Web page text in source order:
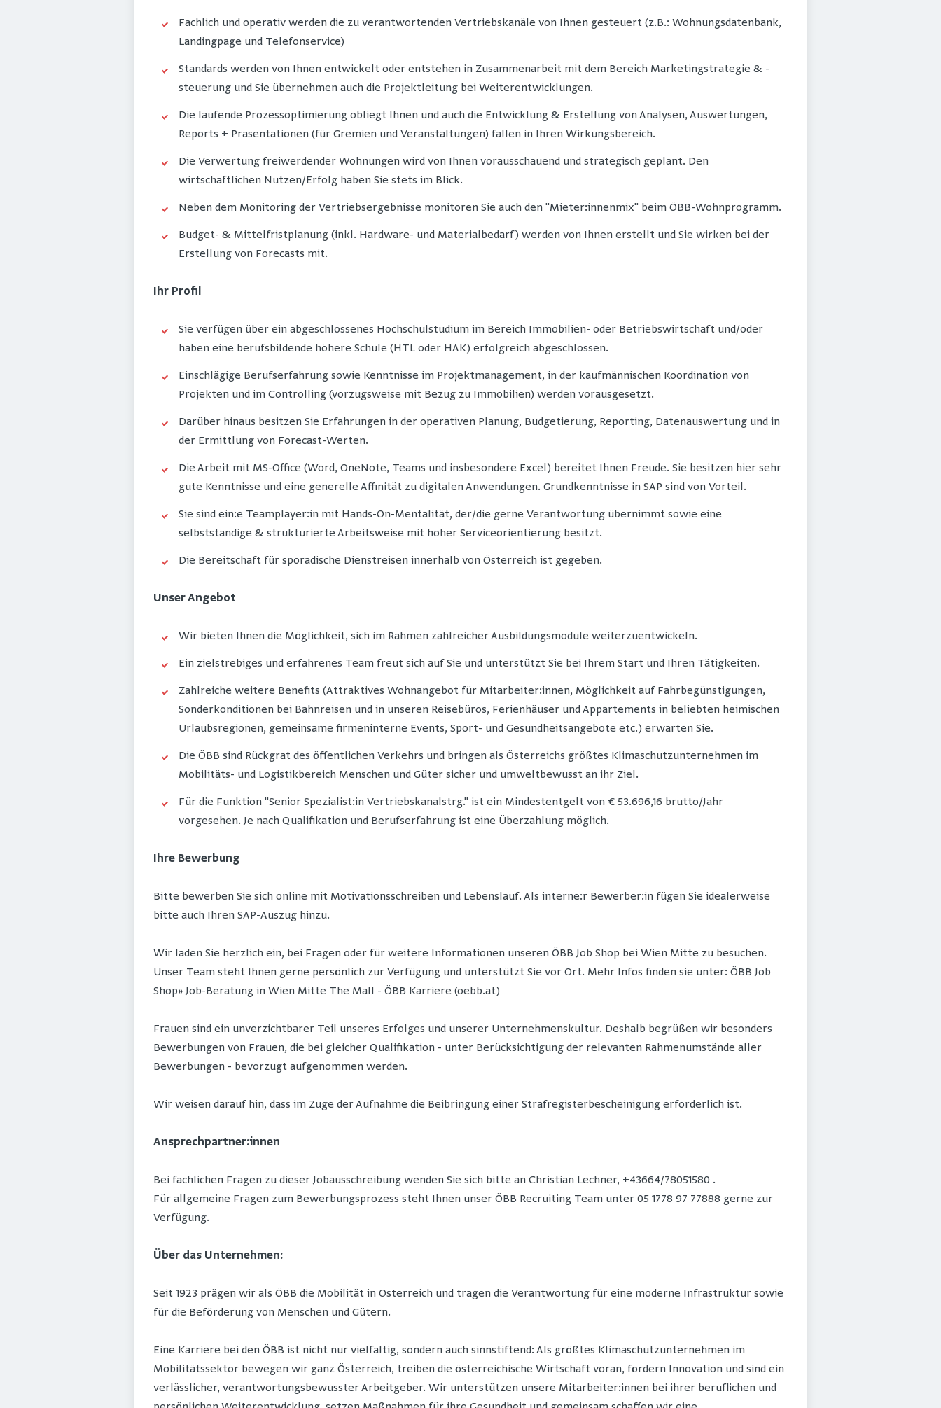
Fachlich und operativ werden die zu verantwortenden Vertriebskanäle von Ihnen gesteuert (z.B.: Wohnungsdatenbank,
Landingpage und Telefonservice)
Standards werden von Ihnen entwickelt oder entstehen in Zusammenarbeit mit dem Bereich Marketingstrategie & -
steuerung und Sie übernehmen auch die Projektleitung bei Weiterentwicklungen.
Die laufende Prozessoptimierung obliegt Ihnen und auch die Entwicklung & Erstellung von Analysen, Auswertungen,
Reports + Präsentationen (für Gremien und Veranstaltungen) fallen in Ihren Wirkungsbereich.
Die Verwertung freiwerdender Wohnungen wird von Ihnen vorausschauend und strategisch geplant. Den
wirtschaftlichen Nutzen/Erfolg haben Sie stets im Blick.
Neben dem Monitoring der Vertriebsergebnisse monitoren Sie auch den "Mieter:innenmix" beim ÖBB-Wohnprogramm.
Budget- & Mittelfristplanung (inkl. Hardware- und Materialbedarf) werden von Ihnen erstellt und Sie wirken bei der
Erstellung von Forecasts mit.
Ihr Profil
Sie verfügen über ein abgeschlossenes Hochschulstudium im Bereich Immobilien- oder Betriebswirtschaft und/oder
haben eine berufsbildende höhere Schule (HTL oder HAK) erfolgreich abgeschlossen.
Einschlägige Berufserfahrung sowie Kenntnisse im Projektmanagement, in der kaufmännischen Koordination von
Projekten und im Controlling (vorzugsweise mit Bezug zu Immobilien) werden vorausgesetzt.
Darüber hinaus besitzen Sie Erfahrungen in der operativen Planung, Budgetierung, Reporting, Datenauswertung und in
der Ermittlung von Forecast-Werten.
Die Arbeit mit MS-Office (Word, OneNote, Teams und insbesondere Excel) bereitet Ihnen Freude. Sie besitzen hier sehr
gute Kenntnisse und eine generelle Affinität zu digitalen Anwendungen. Grundkenntnisse in SAP sind von Vorteil.
Sie sind ein:e Teamplayer:in mit Hands-On-Mentalität, der/die gerne Verantwortung übernimmt sowie eine
selbstständige & strukturierte Arbeitsweise mit hoher Serviceorientierung besitzt.
Die Bereitschaft für sporadische Dienstreisen innerhalb von Österreich ist gegeben.
Unser Angebot
Wir bieten Ihnen die Möglichkeit, sich im Rahmen zahlreicher Ausbildungsmodule weiterzuentwickeln.
Ein zielstrebiges und erfahrenes Team freut sich auf Sie und unterstützt Sie bei Ihrem Start und Ihren Tätigkeiten.
Zahlreiche weitere Benefits (Attraktives Wohnangebot für Mitarbeiter:innen, Möglichkeit auf Fahrbegünstigungen,
Sonderkonditionen bei Bahnreisen und in unseren Reisebüros, Ferienhäuser und Appartements in beliebten heimischen
Urlaubsregionen, gemeinsame firmeninterne Events, Sport- und Gesundheitsangebote etc.) erwarten Sie.
Die ÖBB sind Rückgrat des öffentlichen Verkehrs und bringen als Österreichs größtes Klimaschutzunternehmen im
Mobilitäts- und Logistikbereich Menschen und Güter sicher und umweltbewusst an ihr Ziel.
Für die Funktion "Senior Spezialist:in Vertriebskanalstrg." ist ein Mindestentgelt von € 53.696,16 brutto/Jahr
vorgesehen. Je nach Qualifikation und Berufserfahrung ist eine Überzahlung möglich.
Ihre Bewerbung
Bitte bewerben Sie sich online mit Motivationsschreiben und Lebenslauf. Als interne:r Bewerber:in fügen Sie idealerweise
bitte auch Ihren SAP-Auszug hinzu.
Wir laden Sie herzlich ein, bei Fragen oder für weitere Informationen unseren ÖBB Job Shop bei Wien Mitte zu besuchen.
Unser Team steht Ihnen gerne persönlich zur Verfügung und unterstützt Sie vor Ort. Mehr Infos finden sie unter: ÖBB Job
Shop» Job-Beratung in Wien Mitte The Mall - ÖBB Karriere (oebb.at)
Frauen sind ein unverzichtbarer Teil unseres Erfolges und unserer Unternehmenskultur. Deshalb begrüßen wir besonders
Bewerbungen von Frauen, die bei gleicher Qualifikation - unter Berücksichtigung der relevanten Rahmenumstände aller
Bewerbungen - bevorzugt aufgenommen werden.
Wir weisen darauf hin, dass im Zuge der Aufnahme die Beibringung einer Strafregisterbescheinigung erforderlich ist.
Ansprechpartner:innen
Bei fachlichen Fragen zu dieser Jobausschreibung wenden Sie sich bitte an Christian Lechner, +43664/78051580 .
Für allgemeine Fragen zum Bewerbungsprozess steht Ihnen unser ÖBB Recruiting Team unter 05 1778 97 77888 gerne zur
Verfügung.
Über das Unternehmen:
Seit 1923 prägen wir als ÖBB die Mobilität in Österreich und tragen die Verantwortung für eine moderne Infrastruktur sowie
für die Beförderung von Menschen und Gütern.
Eine Karriere bei den ÖBB ist nicht nur vielfältig, sondern auch sinnstiftend: Als größtes Klimaschutzunternehmen im
Mobilitätssektor bewegen wir ganz Österreich, treiben die österreichische Wirtschaft voran, fördern Innovation und sind ein
verlässlicher, verantwortungsbewusster Arbeitgeber. Wir unterstützen unsere Mitarbeiter:innen bei ihrer beruflichen und